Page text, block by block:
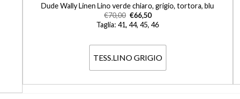
Dude Wally Linen Lino verde chiaro, grigio, tortora, blu
€70,00 €66,50
Taglia: 41, 44, 45, 46
TESS.LINO GRIGIO